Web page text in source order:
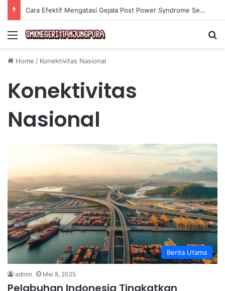
Cara Efektif Mengatasi Gejala Post Power Syndrome Setelah Pensiun Kerja
Menu
Home / Konektivitas Nasional
Konektivitas
Nasional
Berita Utama
admin Mei 8, 2025
Pelabuhan Indonesia Tingkatkan